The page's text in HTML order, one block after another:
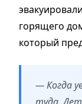
горящего
который
— Когда